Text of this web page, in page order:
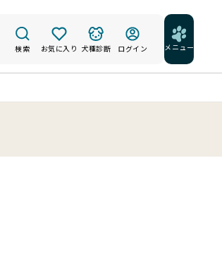
検索 お気に入り 犬種診断 ログイン メニュー